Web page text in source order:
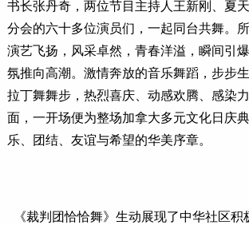
书长张丹奇，两位节目主持人王新刚、夏
分会的六十多位演员们，一起同台共舞。
演艺飞扬，风采卓然，青春洋溢，瞬间引
氛推向高潮。激情奔放的音乐舞蹈，步步
拉丁舞舞步，热烈喜庆、动感欢腾、感染
面，一开场便为整场加拿大多元文化日庆
乐、团结、友谊与希望的华美序章。
《裁判团恰恰舞》生动展现了中华社区